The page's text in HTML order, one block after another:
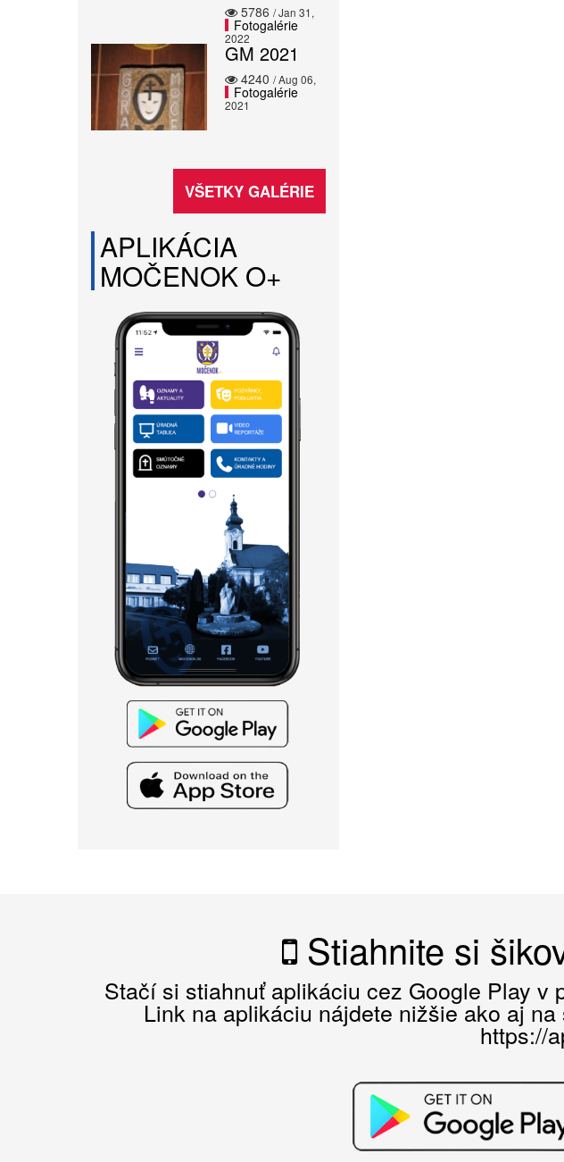
5786
Fotogalérie
/ Jan 31,
2022
GM 2021
4240
Fotogalérie
/ Aug 06,
2021
VŠETKY GALÉRIE
APLIKÁCIA
MOČENOK O+
Stiahnite si
Stačí si stiahnuť aplikáciu cez Google Play v
Link na aplikáciu nájdete nižšie ako aj
https://